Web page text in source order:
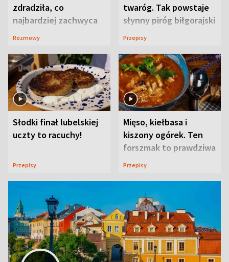
zdradziła, co
najbardziej zachwyca
ją w Lublinie
Rozmowy
twaróg. Tak powstaje
słynny piróg biłgorajski
Przepisy
Słodki finał lubelskiej
uczty to racuchy!
Przepisy
Mięso, kiełbasa i
kiszony ogórek. Ten
forszmak to prawdziwa
uczta
Przepisy